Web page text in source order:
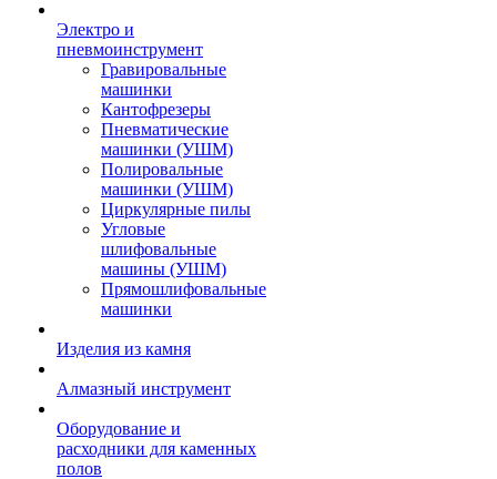
Электро и
пневмоинструмент
Гравировальные
машинки
Кантофрезеры
Пневматические
машинки (УШМ)
Полировальные
машинки (УШМ)
Циркулярные пилы
Угловые
шлифовальные
машины (УШМ)
Прямошлифовальные
машинки
Изделия из камня
Алмазный инструмент
Оборудование и
расходники для каменных
полов